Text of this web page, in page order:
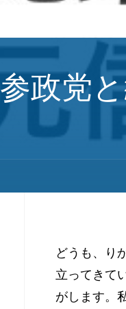
参政党
どうも、り
立ってきて
がします。